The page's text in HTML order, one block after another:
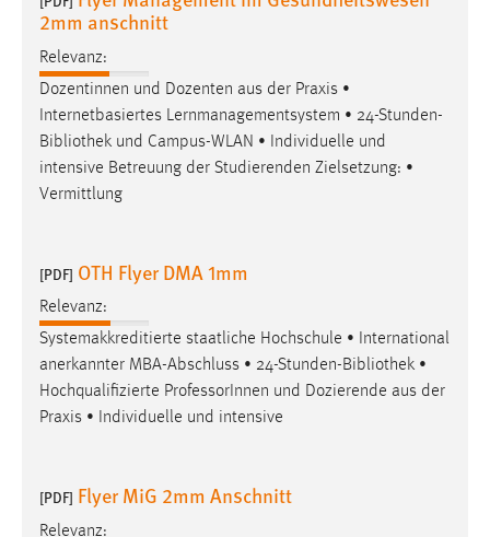
2mm anschnitt
Relevanz:
Dozentinnen und Dozenten aus der Praxis •
Internetbasiertes Lernmanagementsystem • 24-Stunden-
Bibliothek und Campus-WLAN • Individuelle und
intensive Betreuung der Studierenden Zielsetzung: •
Vermittlung
[PDF] OTH Flyer DMA 1mm
Relevanz:
Systemakkreditierte staatliche Hochschule • International
anerkannter MBA-Abschluss • 24-Stunden-Bibliothek •
Hochqualifizierte ProfessorInnen und Dozierende aus der
Praxis • Individuelle und intensive
[PDF] Flyer MiG 2mm Anschnitt
Relevanz:
EXTERNE MEDIEN
Um Inhalte von Videoplattformen und Social Media
Plattformen anzeigen zu können, werden von diesen
externen Medien Cookies gesetzt.
YouTube
Vimeo